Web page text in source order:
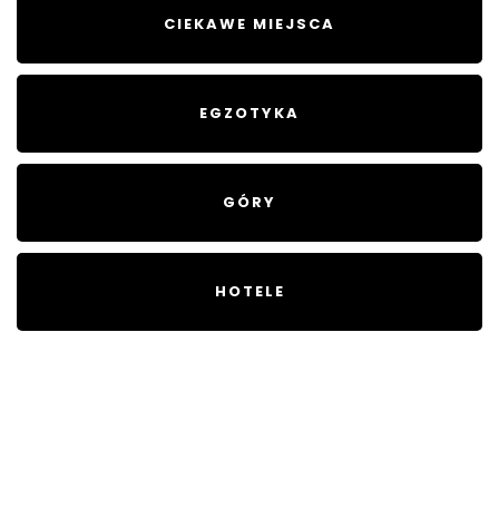
CIEKAWE MIEJSCA
EGZOTYKA
GÓRY
HOTELE